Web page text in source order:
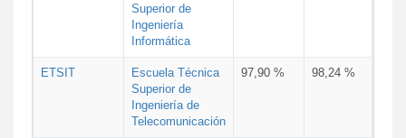
Superior de
Ingeniería
Informática
ETSIT
Escuela Técnica
Superior de
Ingeniería de
Telecomunicación
97,90 % 98,24 %